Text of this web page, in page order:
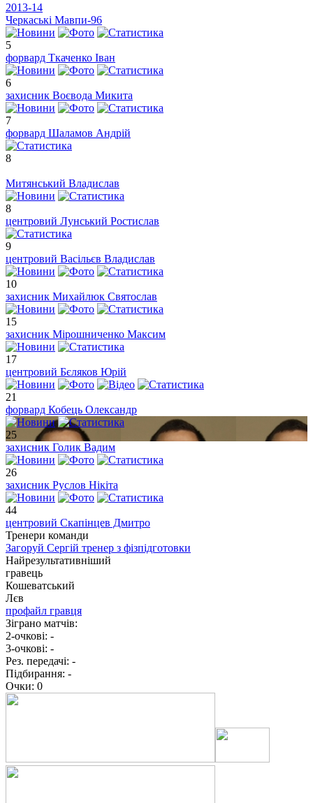
2013-14
Черкаські Мавпи-96
5
форвард Ткаченко Іван
6
захисник Воєвода Микита
7
форвард Шаламов Андрій
8
Митянський Владислав
8
центровий Лунський Ростислав
9
центровий Васільєв Владислав
10
захисник Михайлюк Святослав
15
захисник Мірошниченко Максим
17
центровий Бєляков Юрій
21
форвард Кобець Олександр
25
захисник Голик Вадим
26
захисник Руслов Нікіта
44
центровий Скапінцев Дмитро
Тренери команди
Загоруй Сергій тренер з фізпідготовки
Найрезультативніший
гравець
Кошеватський
Лєв
профайл гравця
Зіграно матчів:
2-очкові: -
3-очкові: -
Рез. передачі: -
Підбирання: -
Очки: 0